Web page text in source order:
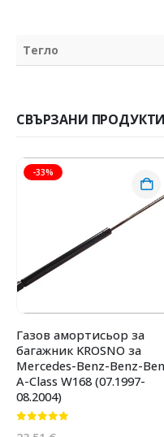
Тегло
СВЪРЗАНИ ПРОДУКТИ
-33%
Газов амортисьор за
багажник KROSNO за
Mercedes-Benz-Benz-
A-Class W168 (07.1997-
08.2004)